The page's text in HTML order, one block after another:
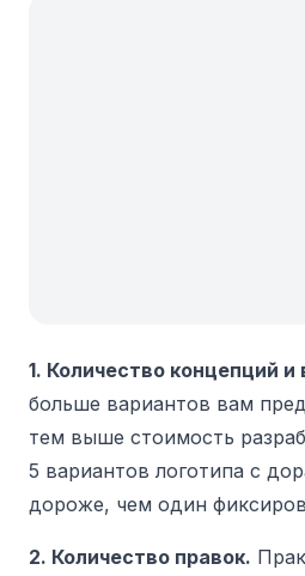
1. Количество концепций и
больше вариантов вам
тем выше стоимость
5 вариантов логотипа с
дороже, чем один
2. Количество правок.